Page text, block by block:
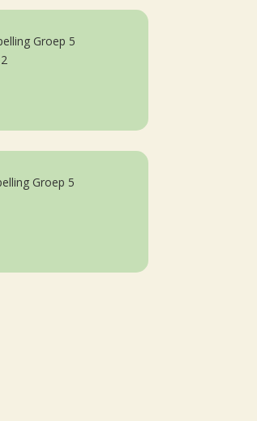
Groep 5
Groep 5